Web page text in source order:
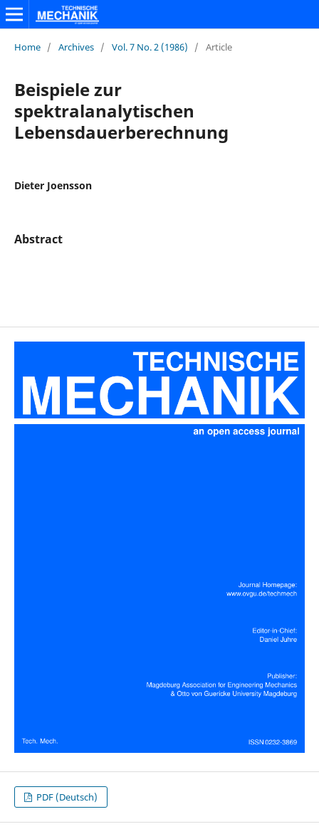
Home / Archives / Vol. 7 No. 2 (1986) / Article
Beispiele zur
spektralanalytischen
Lebensdauerberechnung
Dieter Joensson
Abstract
PDF (Deutsch)